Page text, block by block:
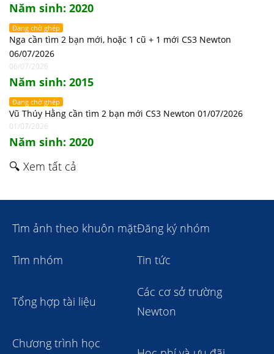
Năm sinh: 2020
Đang chờ ghép
Nga cần tìm 2 bạn mới, hoặc 1 cũ + 1 mới CS3 Newton
06/07/2026
06/07/2026
Năm sinh: 2015
Đang chờ ghép
Vũ Thúy Hằng cần tìm 2 bạn mới CS3 Newton 01/07/2026
01/07/2026
Năm sinh: 2020
🔍 Xem tất cả
Tìm ảnh theo khuôn mặtĐăng ký nhóm
Tìm nhóm Tin tức
Tổng hợp tài liệu
Các cơ sở trường
Newton
Chương trình học